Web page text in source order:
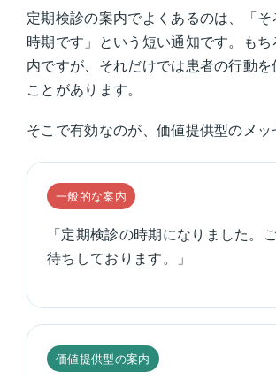
定期検診の案内でよくあるのは、「
時期です」という短い通知です。も
内ですが、それだけでは患者の行動
ことがあります。
そこで有効なのが、価値提供型のメッ
一般的な案内
「定期検診の時期になりました。
待ちしております。」
価値提供型の案内